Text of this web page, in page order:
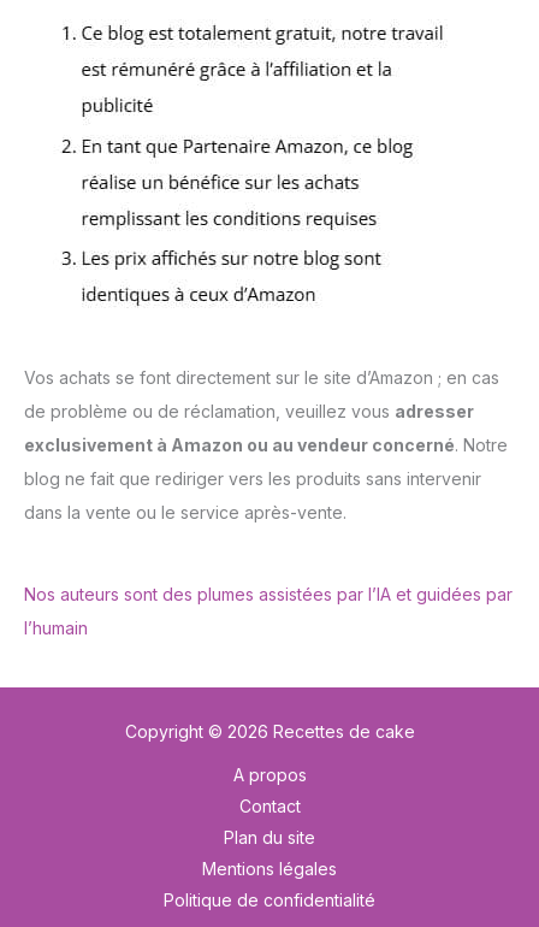
Vos achats se font directement sur le site d’Amazon ; en cas
de problème ou de réclamation, veuillez vous adresser
exclusivement à Amazon ou au vendeur concerné. Notre
blog ne fait que rediriger vers les produits sans intervenir
dans la vente ou le service après-vente.
Nos auteurs sont des plumes assistées par l’IA et guidées par
l’humain
Copyright © 2026 Recettes de cake
A propos
Contact
Plan du site
Mentions légales
Politique de confidentialité